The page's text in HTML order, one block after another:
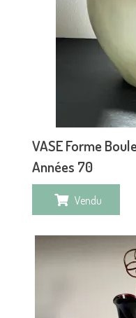
VASE Forme
Années 70
Vendu